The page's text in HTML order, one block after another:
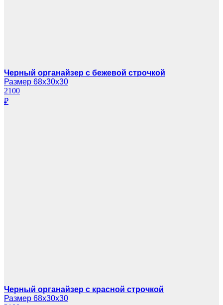
Черный органайзер с бежевой строчкой
Размер 68х30х30
2100
₽
Черный органайзер с красной строчкой
Размер 68х30х30